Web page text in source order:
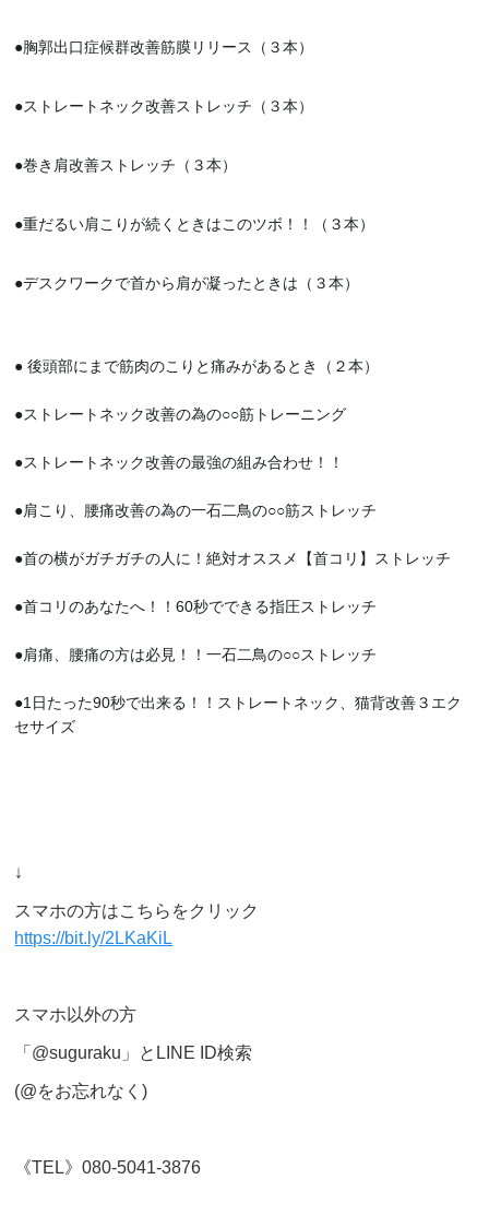
●胸郭出口症候群改善筋膜リリース（３本）
●ストレートネック改善ストレッチ（３本）
●巻き肩改善ストレッチ（３本）
●重だるい肩こりが続くときはこのツボ！！（３本）
●デスクワークで首から肩が凝ったときは（３本）
● 後頭部にまで筋肉のこりと痛みがあるとき（２本）
●ストレートネック改善の為の○○筋トレーニング
●ストレートネック改善の最強の組み合わせ！！
●肩こり、腰痛改善の為の一石二鳥の○○筋ストレッチ
●首の横がガチガチの人に！絶対オススメ【首コリ】ストレッチ
●首コリのあなたへ！！60秒でできる指圧ストレッチ
●肩痛、腰痛の方は必見！！一石二鳥の○○ストレッチ
●1日たった90秒で出来る！！ストレートネック、猫背改善３エク
セサイズ
↓
スマホの方はこちらをクリック
https://bit.ly/2LKaKiL
スマホ以外の方
「@suguraku」とLINE ID検索
(@をお忘れなく)
《TEL》080-5041-3876